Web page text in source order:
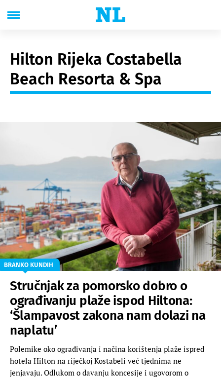
Hilton Rijeka Costabella
Beach Resorta & Spa
BRANKO KUNDIH
Stručnjak za pomorsko dobro o
ograđivanju plaže ispod Hiltona:
‘Šlampavost zakona nam dolazi na
naplatu’
Polemike oko ograđivanja i načina korištenja plaže ispred
hotela Hilton na riječkoj Kostabeli već tjednima ne
jenjavaju. Odlukom o davanju koncesije i ugovorom o